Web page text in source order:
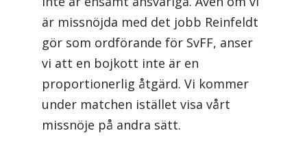
är missnöjda med det jobb Reinfeldt
gör som ordförande för SvFF, anser
vi att en bojkott inte är en
proportionerlig åtgärd. Vi kommer
under matchen istället visa vårt
missnöje på andra sätt.